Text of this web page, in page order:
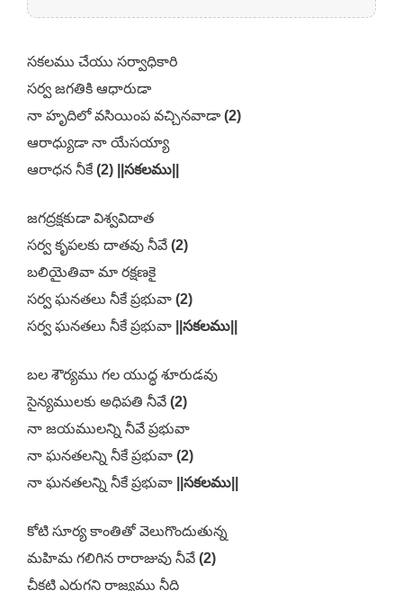
సకలము చేయు సర్వాధికారి
సర్వ జగతికి ఆధారుడా
నా హృదిలో వసియింప వచ్చినవాడా (2)
ఆరాధ్యుడా నా యేసయ్యా
ఆరాధన నీకే(2) ||సకలము||
జగద్రక్షకుడా విశ్వవిదాత
సర్వ కృపలకు దాతవు నీవే (2)
బలియైతివా మా రక్షణకై
సర్వ ఘనతలు నీకే ప్రభువా (2)
సర్వ ఘనతలు నీకే ప్రభువా
||సకలము||
బల శౌర్యము గల యుద్ధ శూరుడవు
సైన్యములకు అధిపతి నీవే (2)
నా జయములన్ని నీవే ప్రభువా
నా ఘనతలన్ని నీకే ప్రభువా (2)
నా ఘనతలన్ని నీకే ప్రభువా
||సకలము||
కోటి సూర్య కాంతితో వెలుగొందుతున్న
మహిమ గలిగిన రారాజువు నీవే (2)
చీకటి ఎరుగని రాజ్యము నీది